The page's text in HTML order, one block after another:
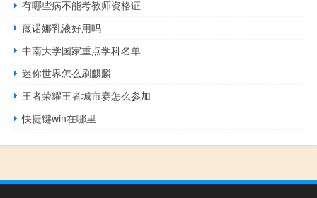
有哪些病不能考教师资格证
薇诺娜乳液好用吗
中南大学国家重点学科名单
迷你世界怎么刷麒麟
王者荣耀王者城市赛怎么参加
快捷键win在哪里